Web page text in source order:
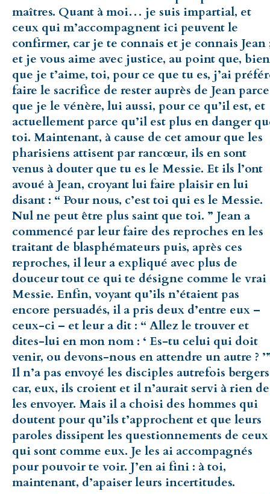
maîtres. Quant à moi… je suis impartial, et
ceux qui m’accompagnent ici peuvent le
confirmer, car je te connais et je connais Jean
et je vous aime avec justice, au point que, bien
que je t’aime, toi, pour ce que tu es, j’ai
faire le sacrifice de rester auprès de Jean parce
que je le vénère, lui aussi, pour ce qu’il est, et
actuellement parce qu’il est plus en danger
toi. Maintenant, à cause de cet amour que les
pharisiens attisent par rancœur, ils en sont
venus à douter que tu es le Messie. Et ils l’ont
avoué à Jean, croyant lui faire plaisir en lui
disant : “ Pour nous, c’est toi qui es le Messie.
Nul ne peut être plus saint que toi. ” Jean a
commencé par leur faire des reproches en les
traitant de blasphémateurs puis, après ces
reproches, il leur a expliqué avec plus de
douceur tout ce qui te désigne comme le vrai
Messie. Enfin, voyant qu’ils n’étaient pas
encore persuadés, il a pris deux d’entre eux –
ceux-ci – et leur a dit : “ Allez le trouver et
dites-lui en mon nom : ‘ Es-tu celui qui doit
venir, ou devons-nous en attendre un autre ?
Il n’a pas envoyé les disciples autrefois bergers
car, eux, ils croient et il n’aurait servi à rien de
les envoyer. Mais il a choisi des hommes qui
doutent pour qu’ils t’approchent et que leurs
paroles dissipent les questionnements de ceux
qui sont comme eux. Je les ai accompagnés
pour pouvoir te voir. J’en ai fini : à toi,
maintenant, d’apaiser leurs incertitudes.